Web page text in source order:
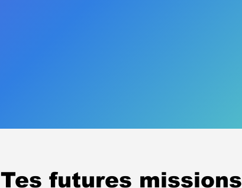
Tes futures missions